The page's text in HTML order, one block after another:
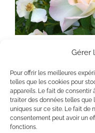
Gérer
Pour offrir les meilleures
telles que les cookies pour
appareils. Le fait de consentir
traiter des données telles que
uniques sur ce site. Le fait de
consentement peut avoir un
fonctions.
Roses de la
Copyright 2020 Chaumière